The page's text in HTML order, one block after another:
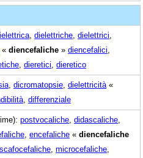
dielettriche dielettrici
« diencefaliche » diencefalici
dieretici dieretico
dicromatopsie dielettricità «
differenziale
postvocaliche didascaliche
encefaliche « diencefaliche
scafocefaliche microcefaliche